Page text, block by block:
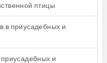
птицы
в приусадебных и
и